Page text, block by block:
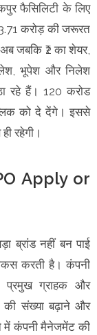
फैसिलिटी के लिए
करोड़ की जरूरत
जबकि ₹2 का शेयर,
भूपेश और निलेश
रहे हैं। 120 करोड
को दे देंगे। इससे
रहेगी।
Apply or
ब्रांड नहीं बन पाई
करती है। कंपनी
प्रमुख ग्राहक और
की संख्या बढ़ाने और
में कंपनी मैनेजमेंट की